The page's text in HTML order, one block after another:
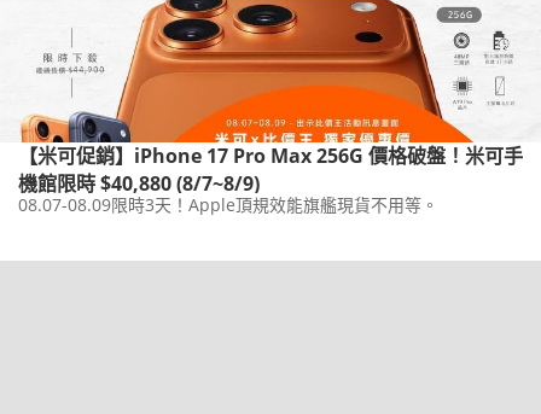
【米可促銷】iPhone 17 Pro Max 256G 價格破盤！米可手
機館限時 $40,880 (8/7~8/9)
08.07-08.09限時3天！Apple頂規效能旗艦現貨不用等。